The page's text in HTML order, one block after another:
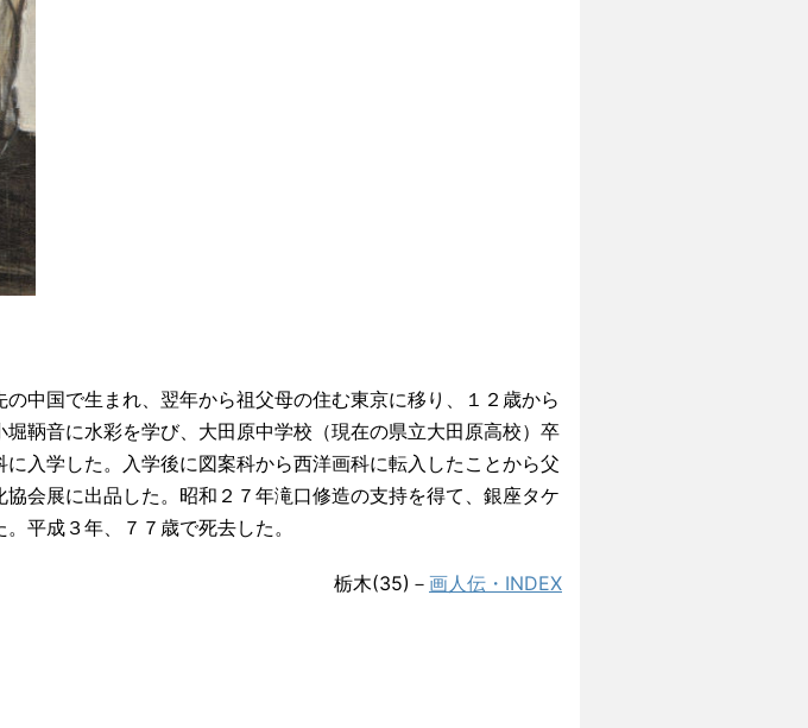
中国で生まれ、翌年から祖父母の住む東京に移り、１２歳から
鞆音に水彩を学び、大田原中学校（現在の県立大田原高校）卒
入学した。入学後に図案科から西洋画科に転入したことから父
会展に出品した。昭和２７年滝口修造の支持を得て、銀座タケ
平成３年、７７歳で死去した。
栃木(35)－ 画人伝・INDEX